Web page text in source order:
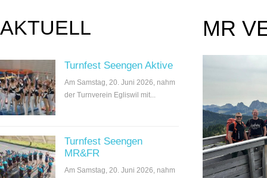
AKTUELL
Turnfest Seengen Aktive
Am Samstag, 20. Juni 2026, nahm
der Turnverein Egliswil mit...
Turnfest Seengen
MR&FR
Am Samstag, 20. Juni 2026, nahm
MR